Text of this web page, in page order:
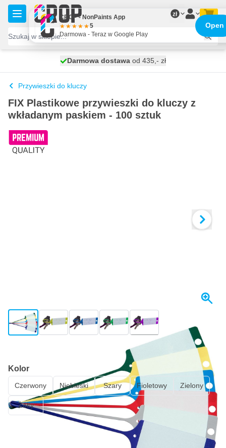
Przejdź do treści
zł
wysyłka dzisiaj
Darmowa dostawa od 435,- zł
100 dni
Przywieszki do kluczy
FIX Plastikowe przywieszki do kluczy z
wkładanym paskiem - 100 sztuk
View larger imageView larger imageView larger imageView larger image
+3
Kolor
Czerwony Niebieski Szary Fioletowy Zielony
Żółty
CROP - NonPaints App
5
Darmowa - Teraz w Google Play
Open